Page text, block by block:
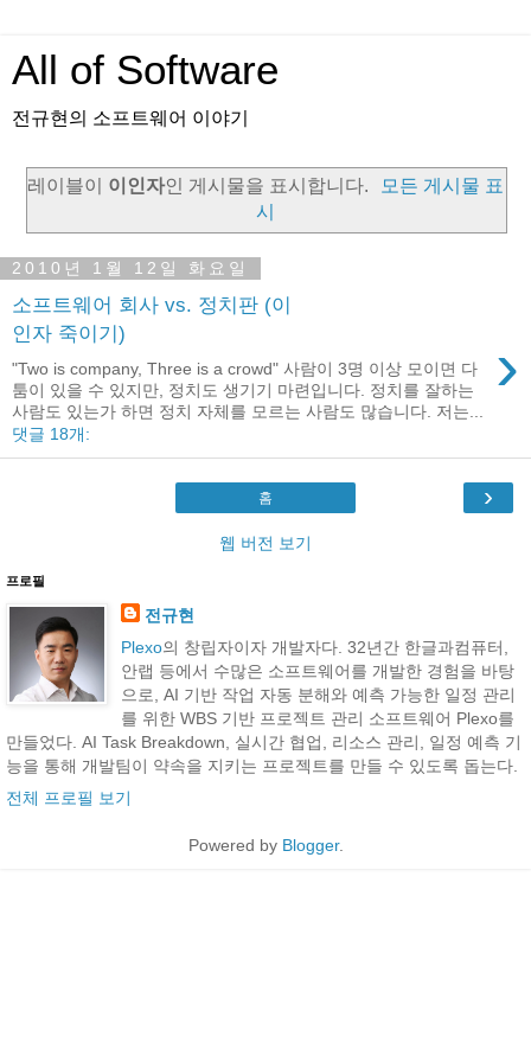
All of Software
전규현의 소프트웨어 이야기
레이블이 이인자인 게시물을 표시합니다.
모든 게시물 표
시
2010년 1월 12일 화요일
소프트웨어 회사 vs. 정치판 (이
인자 죽이기)
›
"Two is company, Three is a crowd" 사람이 3명 이상 모이면 다
툼이 있을 수 있지만, 정치도 생기기 마련입니다. 정치를 잘하는
사람도 있는가 하면 정치 자체를 모르는 사람도 많습니다. 저는...
댓글 18개:
›
홈
웹 버전 보기
프로필
전규현
Plexo의 창립자이자 개발자다. 32년간 한글과컴퓨터,
안랩 등에서 수많은 소프트웨어를 개발한 경험을 바탕
으로, AI 기반 작업 자동 분해와 예측 가능한 일정 관리
를 위한 WBS 기반 프로젝트 관리 소프트웨어 Plexo를
만들었다. AI Task Breakdown, 실시간 협업, 리소스 관리, 일정 예측 기
능을 통해 개발팀이 약속을 지키는 프로젝트를 만들 수 있도록 돕는다.
전체 프로필 보기
Powered by Blogger.